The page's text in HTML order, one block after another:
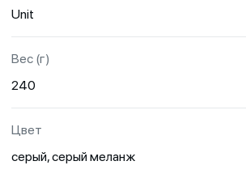
Unit
Вес (г)
240
Цвет
серый, серый меланж